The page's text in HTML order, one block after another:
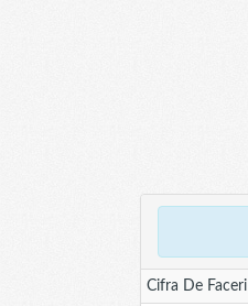
Cifra De Faceri